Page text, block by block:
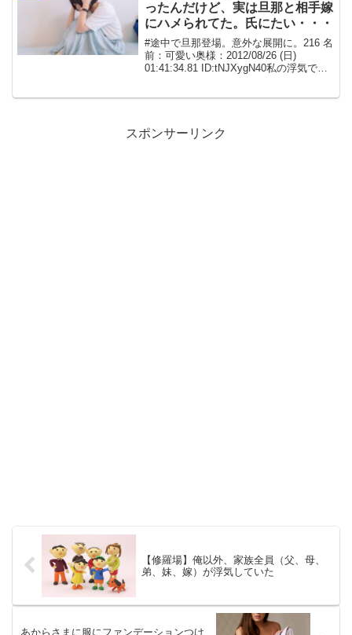
ったんだけど、実は旦那と相手嫁
にハメられてた。氏にたい・・・
#途中で旦那登場。意外な展開に。216 名
前：可愛い奥様：2012/08/26 (日)
01:41:34.81 ID:tNJXygN40私の浮気で離
スポンサーリンク
【修羅場】俺以外、家族全員（父、母、
弟、妹、嫁）が浮気していた
あからさまに服にファンデーションつけ